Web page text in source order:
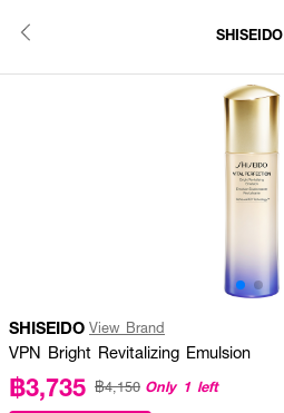
SHISEIDO
SHISEIDO View Brand
VPN Bright Revitalizing Emulsion
฿3,735 ฿4,150 Only 1 left